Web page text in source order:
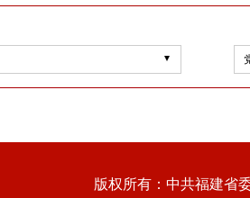
版权所有：中共福建省